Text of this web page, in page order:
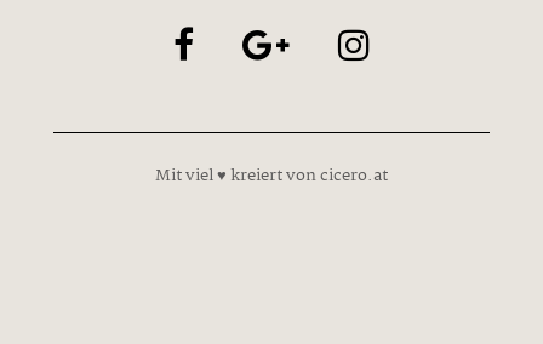
Mit viel ♥ kreiert von cicero.at